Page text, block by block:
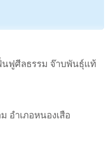
ฟูศีลธรรม จ๊าบพันธุ์แท้
อำเภอหนองเสือ